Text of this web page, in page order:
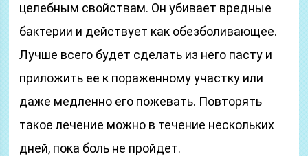
целебным свойствам. Он убивает вредные
бактерии и действует как обезболивающее.
Лучше всего будет сделать из него пасту и
приложить ее к пораженному участку или
даже медленно его пожевать. Повторять
такое лечение можно в течение нескольких
дней, пока боль не пройдет.